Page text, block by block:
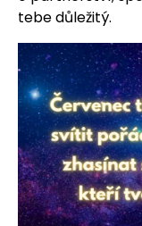
tebe důležitý.